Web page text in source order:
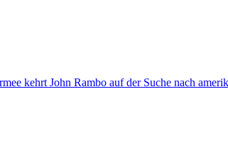
kehrt John Rambo auf der Suche nach